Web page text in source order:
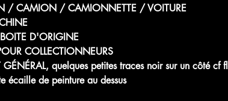
/ CAMION / CAMIONNETTE / VOITURE
D'ORIGINE
COLLECTIONNEURS
GÉNÉRAL, quelques petites traces noir sur un côté cf
écaille de peinture au dessus